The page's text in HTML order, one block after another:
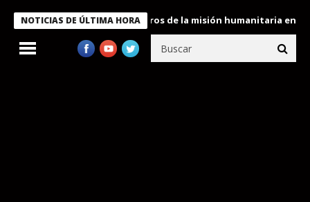
NOTICIAS DE ÚLTIMA HORA
condecora a miembros de la misión humanitaria enviada a